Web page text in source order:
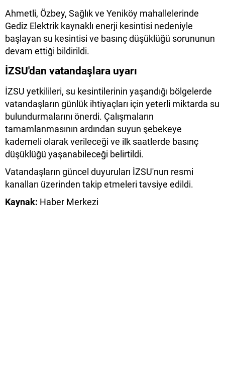
Ahmetli, Özbey, Sağlık ve Yeniköy mahallelerinde
Gediz Elektrik kaynaklı enerji kesintisi nedeniyle
başlayan su kesintisi ve basınç düşüklüğü sorununun
devam ettiği bildirildi.
İZSU'dan vatandaşlara uyarı
İZSU yetkilileri, su kesintilerinin yaşandığı bölgelerde
vatandaşların günlük ihtiyaçları için yeterli miktarda su
bulundurmalarını önerdi. Çalışmaların
tamamlanmasının ardından suyun şebekeye
kademeli olarak verileceği ve ilk saatlerde basınç
düşüklüğü yaşanabileceği belirtildi.
Vatandaşların güncel duyuruları İZSU'nun resmi
kanalları üzerinden takip etmeleri tavsiye edildi.
Kaynak: Haber Merkezi